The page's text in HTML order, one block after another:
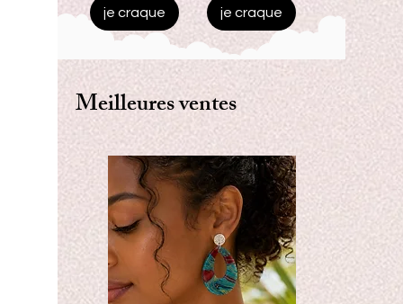
je craque je craque
Meilleures ventes